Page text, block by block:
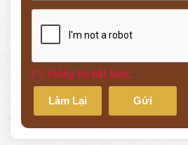
(*) Thông tin bắt buộc
Làm Lại Gửi